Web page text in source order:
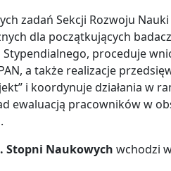
zadań Sekcji Rozwoju
dla początkujących
Stypendialnego, proceduje
a także realizacje
i koordynuje działania w
ewaluacją pracowników w
Stopni Naukowych wchodzi